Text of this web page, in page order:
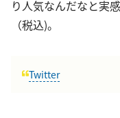
り人気なんだなと実
（税込)。
Twitter